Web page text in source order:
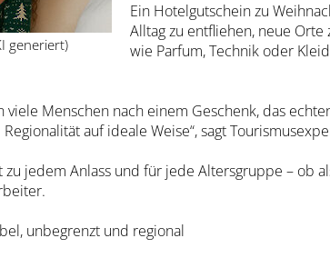
generiert)
Ein Hotelgutschein zu
Alltag zu entfliehen, neue
wie Parfum, Technik oder
viele Menschen nach einem Geschenk, das
auf ideale Weise“, sagt
zu jedem Anlass und für jede Altersgruppe – ob
unbegrenzt und regional